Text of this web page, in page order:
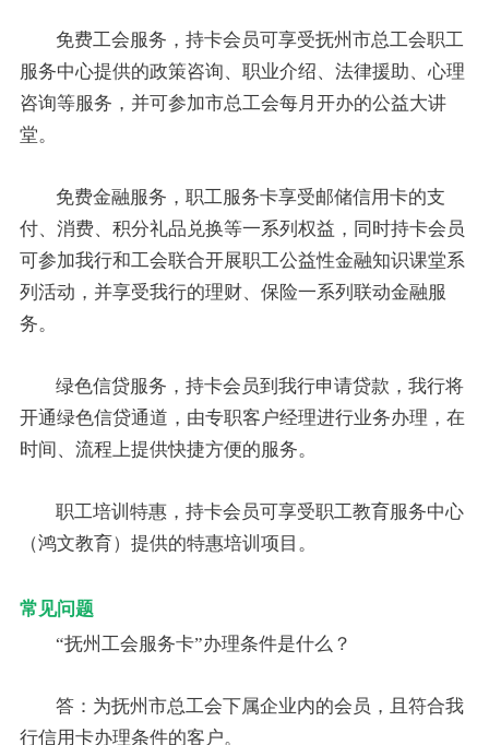
免费工会服务，持卡会员可享受抚州市总工会职工
服务中心提供的政策咨询、职业介绍、法律援助、心理
咨询等服务，并可参加市总工会每月开办的公益大讲
堂。
免费金融服务，职工服务卡享受邮储信用卡的支
付、消费、积分礼品兑换等一系列权益，同时持卡会员
可参加我行和工会联合开展职工公益性金融知识课堂系
列活动，并享受我行的理财、保险一系列联动金融服
务。
绿色信贷服务，持卡会员到我行申请贷款，我行将
开通绿色信贷通道，由专职客户经理进行业务办理，在
时间、流程上提供快捷方便的服务。
职工培训特惠，持卡会员可享受职工教育服务中心
（鸿文教育）提供的特惠培训项目。
常见问题
“抚州工会服务卡”办理条件是什么？
答：为抚州市总工会下属企业内的会员，且符合我
行信用卡办理条件的客户。